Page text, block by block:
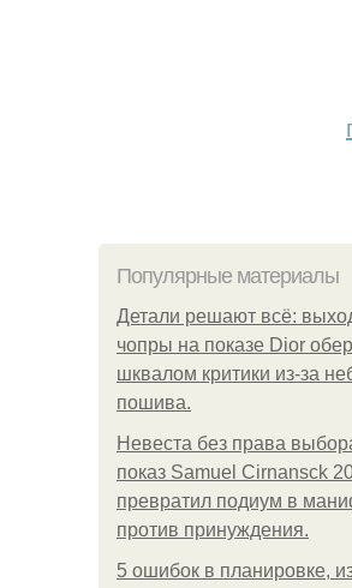
Популярные материалы
Детали решают всё:
чопры на показе Dior
шквалом критики из-за
пошива.
Невеста без права
показ Samuel Cirnansck
превратил подиум в
против принуждения.
5 ошибок в планировке,